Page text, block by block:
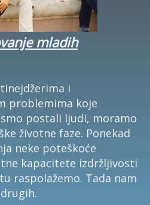
mladih
i
problemima koje
postali ljudi, moramo
životne faze. Ponekad
neke poteškoće
kapacitete izdržljivosti
raspolažemo. Tada nam